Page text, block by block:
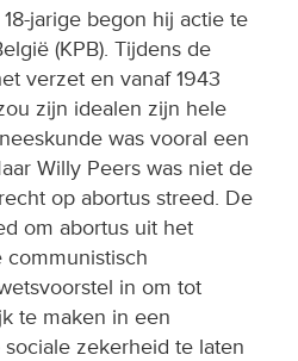
jarige begon hij actie te
(KPB). Tijdens de
verzet en vanaf 1943
zijn idealen zijn hele
was vooral een
Willy Peers was niet de
op abortus streed. De
om abortus uit het
communistisch
in om tot
te maken in een
zekerheid te laten